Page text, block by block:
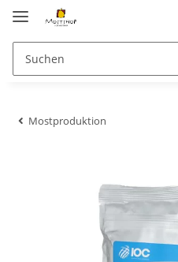
Mostproduktion